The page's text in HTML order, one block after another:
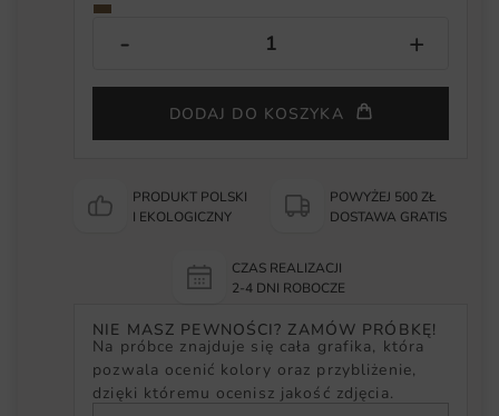
DODAJ DO KOSZYKA
PRODUKT POLSKI
I EKOLOGICZNY
POWYŻEJ 500 ZŁ
DOSTAWA GRATIS
CZAS REALIZACJI
2-4 DNI ROBOCZE
NIE MASZ PEWNOŚCI? ZAMÓW PRÓBKĘ!
Na próbce znajduje się cała grafika, która
pozwala ocenić kolory oraz przybliżenie,
dzięki któremu ocenisz jakość zdjęcia.